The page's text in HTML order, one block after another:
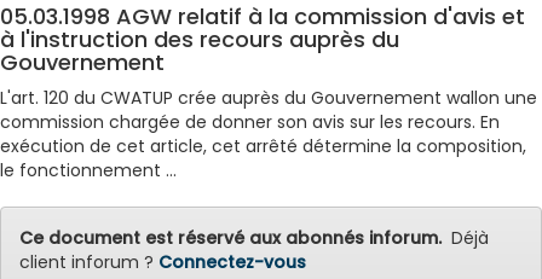
05.03.1998 AGW relatif à la commission d'avis et
à l'instruction des recours auprès du
Gouvernement
L'art. 120 du CWATUP crée auprès du Gouvernement wallon une
commission chargée de donner son avis sur les recours. En
exécution de cet article, cet arrêté détermine la composition,
le fonctionnement ...
Ce document est réservé aux abonnés inforum.Déjà
client inforum ? Connectez-vous